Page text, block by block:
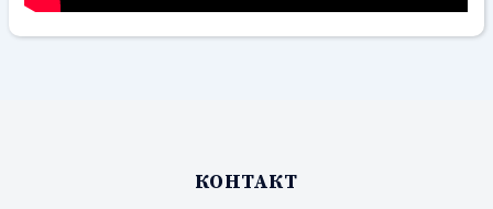
КОНТАКТ